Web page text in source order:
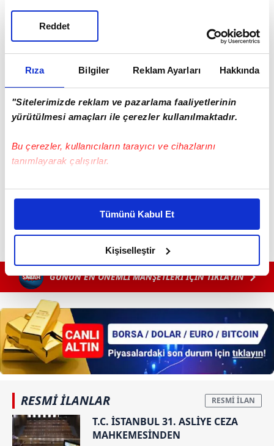
Rıza Bilgiler Reklam Ayarları Hakkında
"Sitelerimizde reklam ve pazarlama faaliyetlerinin
yürütülmesi amaçları ile çerezler kullanılmaktadır.
Bu çerezler, kullanıcıların tarayıcı ve cihazlarını
tanımlayarak çalışırlar.
Bu çerezlere izin vermeniz halinde sizlere özel
daha iyi reklam deneyimi yaşatabiliriz. Bunu yaparken
amacımızın size daha iyi bir reklam deneyimi sunmak
olduğunu ve sizlere en iyi içerikleri sunabilmek adına
elimizden gelen çabayı gösterdiğimizi ve bu noktada,
reklamların maliyetlerimizi karşılamak noktasında tek gelir
kalemimiz olduğunu sizlere hatırlatmak isteriz.
Her halükârda, kullanıcılar, bu çerezlere izin vermedikleri
takdirde, kullanıcılara hedefli reklamlar
gösterilmeyecektir."
Sitemizde kendimize ve üçüncü kişilere ait çerezler
kullanılmaktadır. Bu çerezler vasıtasıyla çeşitli kişisel
verileriniz işlenmekte olup gerekli olan çerezler bilgi
toplumu hizmetlerinin sunulması amacıyla
Tümünü Kabul Et
Kişiselleştir
Reddet
GÜNÜN EN ÖNEMLİ MANŞETLERİ İÇİN TIKLAYIN
RESMİ İLANLAR
T.C. İSTANBUL 31. ASLİYE CEZA
MAHKEMESİNDEN